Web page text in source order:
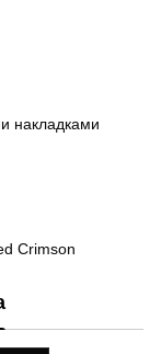
накладками
Crimson